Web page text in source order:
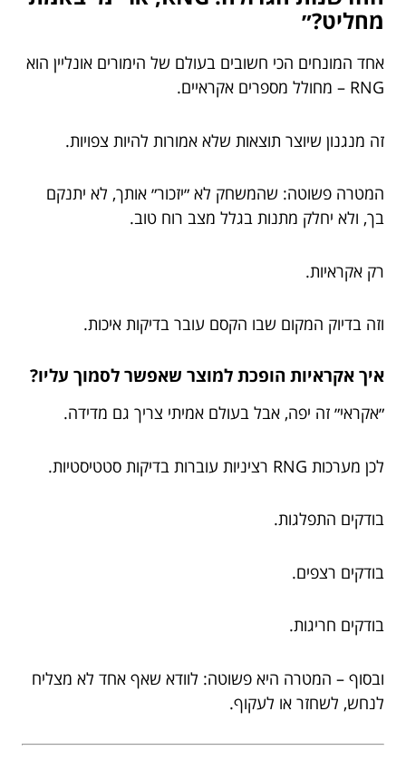
מחליט?״
אחד המונחים הכי חשובים בעולם של הימורים אונליין הוא
RNG – מחולל מספרים אקראיים.
זה מנגנון שיוצר תוצאות שלא אמורות להיות צפויות.
המטרה פשוטה: שהמשחק לא ״יזכור״ אותך, לא יתנקם
בך, ולא יחלק מתנות בגלל מצב רוח טוב.
רק אקראיות.
וזה בדיוק המקום שבו הקסם עובר בדיקות איכות.
איך אקראיות הופכת למוצר שאפשר לסמוך עליו?
״אקראי״ זה יפה, אבל בעולם אמיתי צריך גם מדידה.
לכן מערכות RNG רציניות עוברות בדיקות סטטיסטיות.
בודקים התפלגות.
בודקים רצפים.
בודקים חריגות.
ובסוף – המטרה היא פשוטה: לוודא שאף אחד לא מצליח
לנחש, לשחזר או לעקוף.